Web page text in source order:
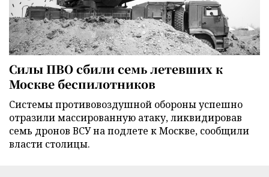
Силы ПВО сбили семь летевших к
Москве беспилотников
Cистемы противовоздушной обороны успешно
отразили массированную атаку, ликвидировав
семь дронов ВСУ на подлете к Москве, сообщили
власти столицы.